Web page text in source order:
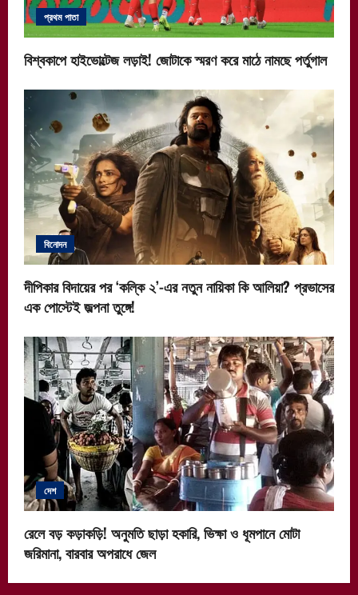
প্রথম পাতা
বিশ্বকাপে হাইভোল্টেজ লড়াই! জোটাকে স্মরণ করে মাঠে নামছে পর্তুগাল
বিনোদন
দীপিকার বিদায়ের পর ‘কল্কি ২’-এর নতুন নায়িকা কি আলিয়া? প্রভাসের
এক পোস্টেই জল্পনা তুঙ্গে!
দেশ
রেলে বড় কড়াকড়ি! অনুমতি ছাড়া হকারি, ভিক্ষা ও ধূমপানে মোটা
জরিমানা, বারবার অপরাধে জেল